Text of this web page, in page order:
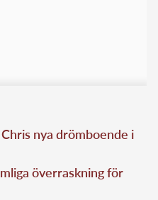
nya drömboende i
överraskning för